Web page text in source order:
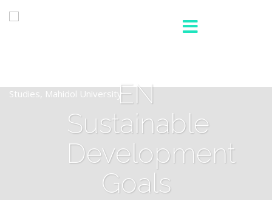
EN
Sustainable
Development
Goals